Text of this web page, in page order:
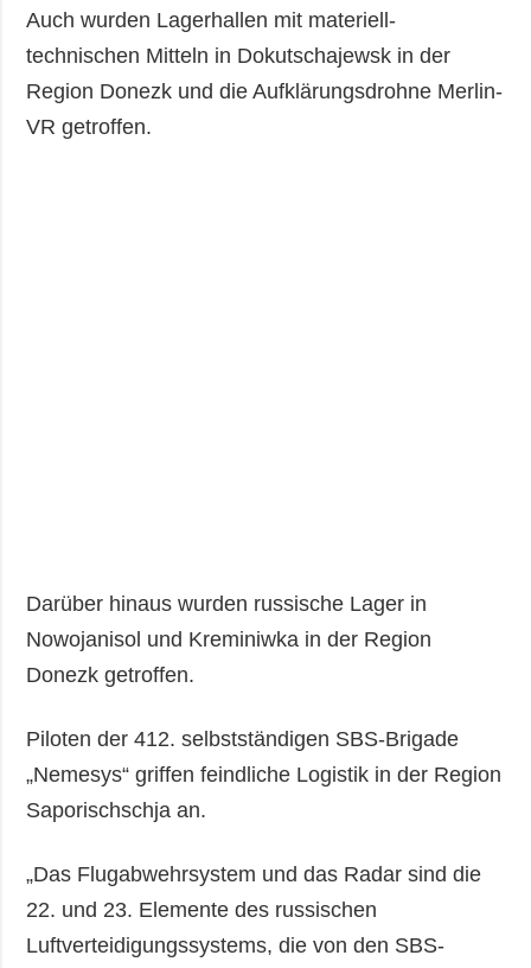
Auch wurden Lagerhallen mit materiell-
technischen Mitteln in Dokutschajewsk in der
Region Donezk und die Aufklärungsdrohne Merlin-
VR getroffen.
Darüber hinaus wurden russische Lager in
Nowojanisol und Kreminiwka in der Region
Donezk getroffen.
Piloten der 412. selbstständigen SBS-Brigade
„Nemesys“ griffen feindliche Logistik in der Region
Saporischschja an.
„Das Flugabwehrsystem und das Radar sind die
22. und 23. Elemente des russischen
Luftverteidigungssystems, die von den SBS-